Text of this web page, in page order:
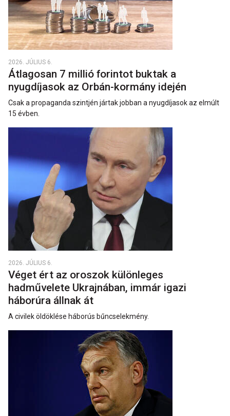
2026. JÚLIUS 6.
Átlagosan 7 millió forintot buktak a
nyugdíjasok az Orbán-kormány idején
Csak a propaganda szintjén jártak jobban a nyugdíjasok az elmúlt
15 évben.
2026. JÚLIUS 6.
Véget ért az oroszok különleges
hadművelete Ukrajnában, immár igazi
háborúra állnak át
A civilek öldöklése háborús bűncselekmény.